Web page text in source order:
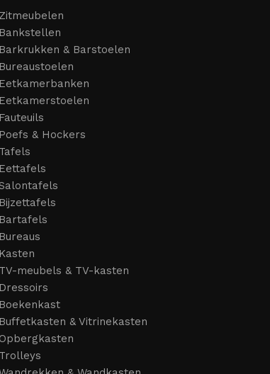
Zitmeubelen
Bankstellen
Barkrukken & Barstoelen
Bureaustoelen
Eetkamerbanken
Eetkamerstoelen
Fauteuils
Poefs & Hockers
Tafels
Eettafels
Bijzettafels
Bartafels
Bureaus
Kasten
TV-meubels & TV-kasten
Dressoirs
Boekenkast
Buffetkasten & Vitrinekasten
Opbergkasten
Trolleys